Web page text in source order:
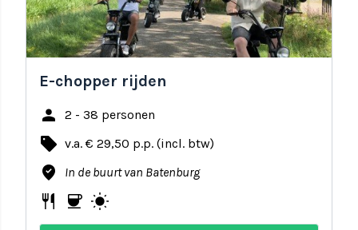
E-chopper rijden
person 2 - 38 personen
local_offer v.a. € 29,50 p.p. (incl. btw)
where_to_vote In de buurt van Batenburg
restaurant coffee wb_sunny